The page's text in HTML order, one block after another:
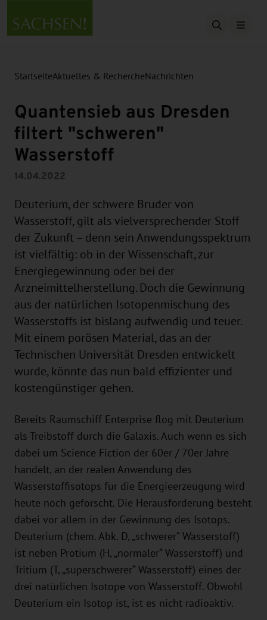
Suche
StartseiteAktuelles & RechercheNachrichten
Quantensieb aus Dresden
filtert "schweren"
Wasserstoff
14.04.2022
Deuterium, der schwere Bruder von
Wasserstoff, gilt als vielversprechender Stoff
der Zukunft – denn sein Anwendungsspektrum
ist vielfältig: ob in der Wissenschaft, zur
Energiegewinnung oder bei der
Arzneimittelherstellung. Doch die Gewinnung
aus der natürlichen Isotopenmischung des
Wasserstoffs ist bislang aufwendig und teuer.
Mit einem porösen Material, das an der
Technischen Universität Dresden entwickelt
wurde, könnte das nun bald effizienter und
kostengünstiger gehen.
Bereits Raumschiff Enterprise flog mit Deuterium
als Treibstoff durch die Galaxis. Auch wenn es sich
dabei um Science Fiction der 60er / 70er Jahre
handelt, an der realen Anwendung des
Wasserstoffisotops für die Energieerzeugung wird
heute noch geforscht. Die Herausforderung besteht
dabei vor allem in der Gewinnung des Isotops.
Deuterium (chem. Abk. D, „schwerer“ Wasserstoff)
ist neben Protium (H, „normaler“ Wasserstoff) und
Tritium (T, „superschwerer“ Wasserstoff) eines der
drei natürlichen Isotope von Wasserstoff. Obwohl
Deuterium ein Isotop ist, ist es nicht radioaktiv.